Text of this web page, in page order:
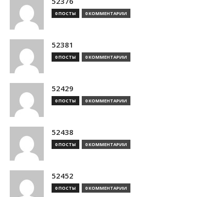
0 ПОСТЫ 0 КОММЕНТАРИИ
52381
0 ПОСТЫ 0 КОММЕНТАРИИ
52429
0 ПОСТЫ 0 КОММЕНТАРИИ
52438
0 ПОСТЫ 0 КОММЕНТАРИИ
52452
0 ПОСТЫ 0 КОММЕНТАРИИ